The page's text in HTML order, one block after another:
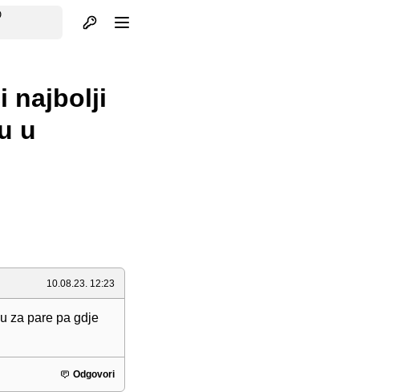
Otvori profil
najbolji
u
10.08.23. 12:23
za pare pa gdje
Odgovori